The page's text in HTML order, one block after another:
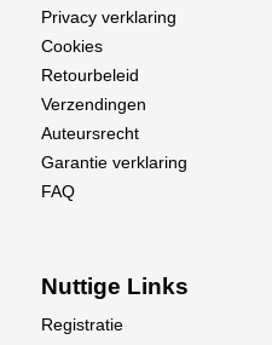
Privacy verklaring
Cookies
Retourbeleid
Verzendingen
Auteursrecht
Garantie verklaring
FAQ
Nuttige Links
Registratie